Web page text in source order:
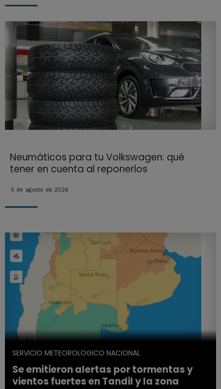
Neumáticos para tu Volkswagen: qué
tener en cuenta al reponerlos
5 de agosto de 2026
SERVICIO METEOROLOGICO NACIONAL
Se emitieron alertas por tormentas y
vientos fuertes en Tandil y la zona